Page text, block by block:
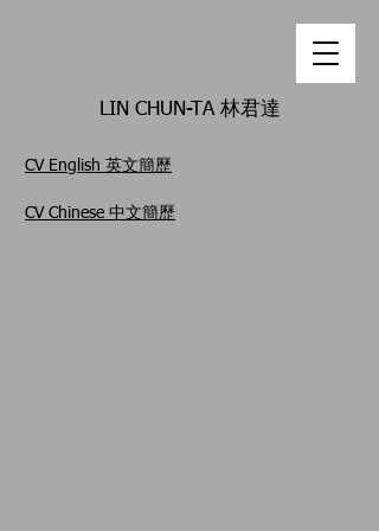
LIN CHUN-TA 林君達
CV English 英文簡歷
CV Chinese 中文簡歷